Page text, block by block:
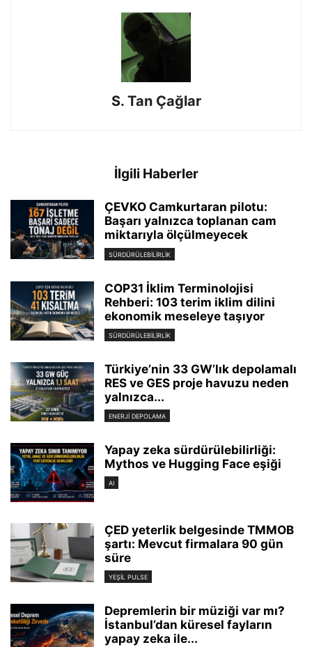
S. Tan Çağlar
İlgili Haberler
ÇEVKO Camkurtaran pilotu:
Başarı yalnızca toplanan cam
miktarıyla ölçülmeyecek
SÜRDÜRÜLEBILIRLIK
COP31 İklim Terminolojisi
Rehberi: 103 terim iklim dilini
ekonomik meseleye taşıyor
SÜRDÜRÜLEBILIRLIK
Türkiye’nin 33 GW’lık depolamalı
RES ve GES proje havuzu neden
yalnızca...
ENERJI DEPOLAMA
Yapay zeka sürdürülebilirliği:
Mythos ve Hugging Face eşiği
AI
ÇED yeterlik belgesinde TMMOB
şartı: Mevcut firmalara 90 gün
süre
YEŞIL PULSE
Depremlerin bir müziği var mı?
İstanbul’dan küresel fayların
yapay zeka ile...